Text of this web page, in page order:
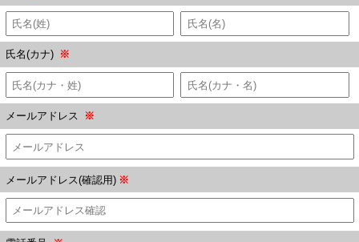
氏名(カナ) ※
メールアドレス ※
メールアドレス(確認用) ※